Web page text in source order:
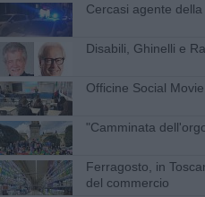
Cercasi agente
​Disabili, Ghinelli e
Officine Social
"Camminata
Ferragosto, in
del commercio